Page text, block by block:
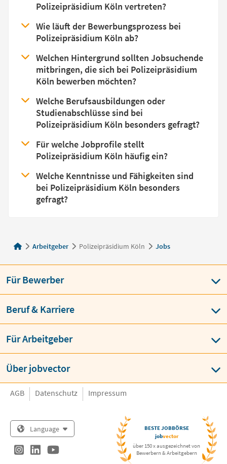
Polizeipräsidium Köln vertreten?
Wie läuft der Bewerbungsprozess bei
Polizeipräsidium Köln ab?
Welchen Hintergrund sollten Jobsuchende
mitbringen, die sich bei Polizeipräsidium
Köln bewerben möchten?
Welche Berufsausbildungen oder
Studienabschlüsse sind bei
Polizeipräsidium Köln besonders gefragt?
Für welche Jobprofile stellt
Polizeipräsidium Köln häufig ein?
Welche Kenntnisse und Fähigkeiten sind
bei Polizeipräsidium Köln besonders
gefragt?
Arbeitgeber Polizeipräsidium Köln Jobs
Für Bewerber
Beruf & Karriere
Für Arbeitgeber
Über jobvector
AGB Datenschutz Impressum
Language
BESTE JOBBÖRSE
jobvector
über 150 x ausgezeichnet von
Bewerbern & Arbeitgebern